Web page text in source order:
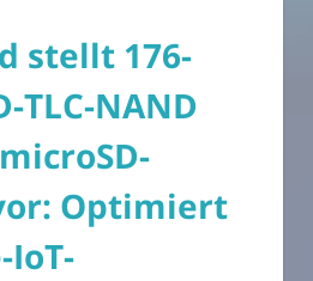
stellt 176-
TLC-NAND
Optimiert
IoT-